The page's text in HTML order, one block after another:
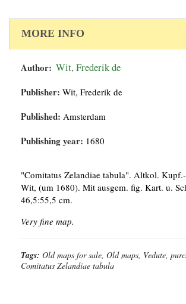
MORE INFO
Author: Wit, Frederik de
Publisher: Wit, Frederik de
Published: Amsterdam
Publishing year: 1680
"Comitatus Zelandiae tabula". Altkol.
Wit, (um 1680). Mit ausgem. fig. Kart. u.
46,5:55,5 cm.
Very fine map.
Tags: Old maps for sale, Old maps, Vedute,
Comitatus Zelandiae tabula